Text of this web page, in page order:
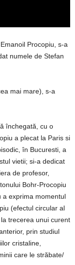
Procopiu, s-a
numele de Stefan
mai mare), s-a
închegată, cu o
a plecat la Paris si
în Bucuresti, a
vietii; si-a dedicat
de profesor,
Bohr-Procopiu
a exprima momentul
(efectul circular al
trecerea unui curent
prin studiul
cristaline,
care le străbate/